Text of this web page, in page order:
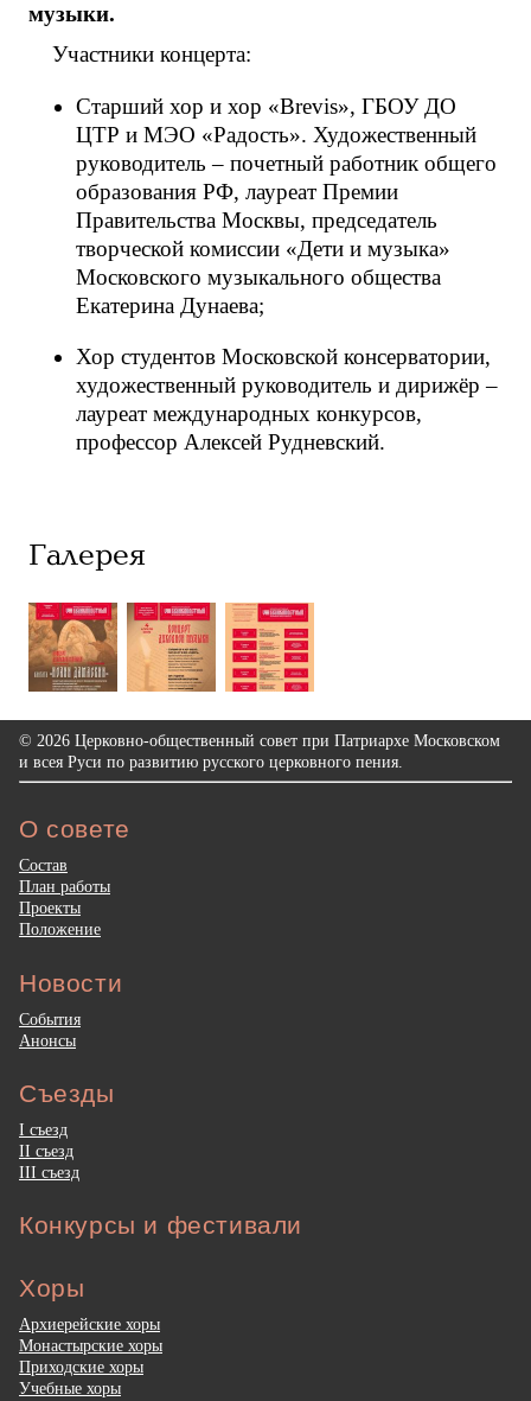
музыки.
Участники концерта:
Старший хор и хор «Brevis», ГБОУ ДО
ЦТР и МЭО «Радость». Художественный
руководитель – почетный работник общего
образования РФ, лауреат Премии
Правительства Москвы, председатель
творческой комиссии «Дети и музыка»
Московского музыкального общества
Екатерина Дунаева;
Хор студентов Московской консерватории,
художественный руководитель и дирижёр –
лауреат международных конкурсов,
профессор Алексей Рудневский.
Галерея
© 2026 Церковно-общественный совет при Патриархе Московском
и всея Руси по развитию русского церковного пения.
О совете
Состав
План работы
Проекты
Положение
Новости
События
Анонсы
Съезды
I съезд
II съезд
III съезд
Конкурсы и фестивали
Хоры
Архиерейские хоры
Монастырские хоры
Приходские хоры
Учебные хоры